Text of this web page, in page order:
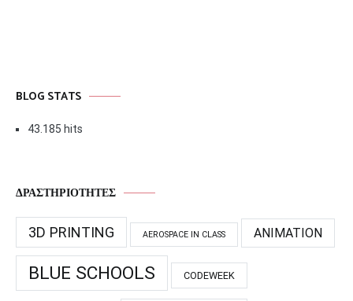
BLOG STATS
43.185 hits
ΔΡΑΣΤΗΡΙΌΤΗΤΕΣ
3D PRINTING AEROSPACE IN CLASS ANIMATION
BLUE SCHOOLS CODEWEEK